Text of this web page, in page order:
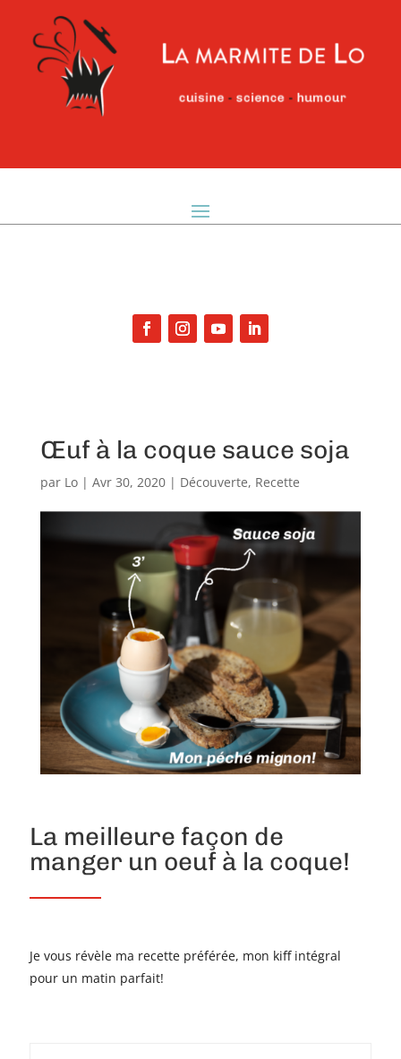
Œuf à la coque sauce soja
par Lo| Avr 30, 2020| Découverte, Recette
La meilleure façon de
manger un oeuf à la coque!
Je vous révèle ma recette préférée, mon kiff intégral
pour un matin parfait!